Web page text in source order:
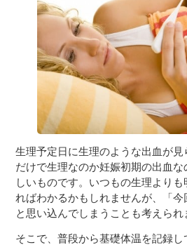
生理予定日に生理のような出血が
だけで生理なのか妊娠初期の出血
しいものです。いつもの生理より
ればわかるかもしれませんが、「今
と思い込んでしまうことも考えられ
そこで、普段から基礎体温を記録し